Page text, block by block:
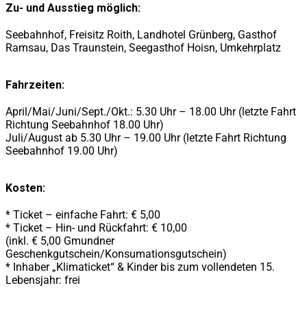
Zu- und Ausstieg möglich:
Seebahnhof, Freisitz Roith, Landhotel Grünberg, Gasthof
Ramsau, Das Traunstein, Seegasthof Hoisn, Umkehrplatz
Fahrzeiten:
April/Mai/Juni/Sept./Okt.: 5.30 Uhr – 18.00 Uhr (letzte Fahrt
Richtung Seebahnhof 18.00 Uhr)
Juli/August ab 5.30 Uhr – 19.00 Uhr (letzte Fahrt Richtung
Seebahnhof 19.00 Uhr)
Kosten:
* Ticket – einfache Fahrt: € 5,00
* Ticket – Hin- und Rückfahrt: € 10,00
(inkl. € 5,00 Gmundner
Geschenkgutschein/Konsumationsgutschein)
* Inhaber „Klimaticket“ & Kinder bis zum vollendeten 15.
Lebensjahr: frei